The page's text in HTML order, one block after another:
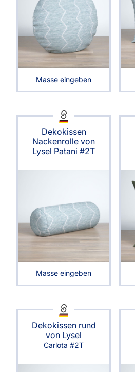
Masse eingeben
Dekokissen
Nackenrolle von
Lysel Patani #2T
Masse eingeben
Dekokissen rund
von Lysel
Carlota #2T